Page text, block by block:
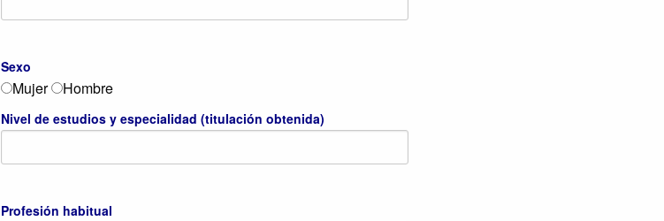
Sexo
Mujer Hombre
Nivel de estudios y especialidad (titulación obtenida)
Profesión habitual